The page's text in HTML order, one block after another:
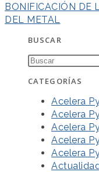
BONIFICACIÓN DE
DEL METAL
BUSCAR
CATEGORÍAS
Acelera
Acelera
Acelera
Acelera
Acelera